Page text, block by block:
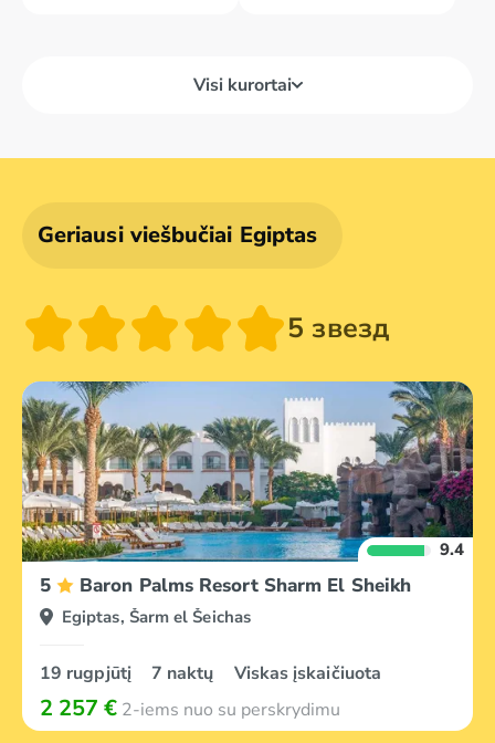
Visi kurortai
Dahabas
Makadi įlanka
Marsa Alamas
Geriausi viešbučiai Egiptas
5 звезд
9.4
5 Baron Palms Resort Sharm El Sheikh
Egiptas, Šarm el Šeichas
19 rugpjūtį 7 naktų Viskas įskaičiuota
2 257 € 2-iems nuo su perskrydimu